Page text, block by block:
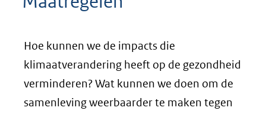
Hoe kunnen we de impacts die
klimaatverandering heeft op de gezondheid
verminderen? Wat kunnen we doen om de
samenleving weerbaarder te maken tegen